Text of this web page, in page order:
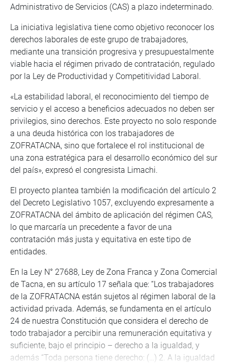
Administrativo de Servicios (CAS) a plazo indeterminado.
La iniciativa legislativa tiene como objetivo reconocer los
derechos laborales de este grupo de trabajadores,
mediante una transición progresiva y presupuestalmente
viable hacia el régimen privado de contratación, regulado
por la Ley de Productividad y Competitividad Laboral.
«La estabilidad laboral, el reconocimiento del tiempo de
servicio y el acceso a beneficios adecuados no deben ser
privilegios, sino derechos. Este proyecto no solo responde
a una deuda histórica con los trabajadores de
ZOFRATACNA, sino que fortalece el rol institucional de
una zona estratégica para el desarrollo económico del sur
del país», expresó el congresista Limachi.
El proyecto plantea también la modificación del artículo 2
del Decreto Legislativo 1057, excluyendo expresamente a
ZOFRATACNA del ámbito de aplicación del régimen CAS,
lo que marcaría un precedente a favor de una
contratación más justa y equitativa en este tipo de
entidades.
En la Ley N° 27688, Ley de Zona Franca y Zona Comercial
de Tacna, en su artículo 17 señala que: “Los trabajadores
de la ZOFRATACNA están sujetos al régimen laboral de la
actividad privada. Además, se fundamenta en el artículo
24 de nuestra Constitución que considera el derecho de
todo trabajador a percibir una remuneración equitativa y
suficiente, bajo el principio – derecho a la igualdad, y
además “Toda persona tiene derecho: (…) 2. A la igualdad